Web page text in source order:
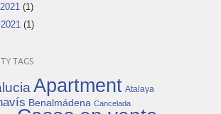
(1)
(1)
TAGS
Apartment Atalaya
Benalmádena Cancelada